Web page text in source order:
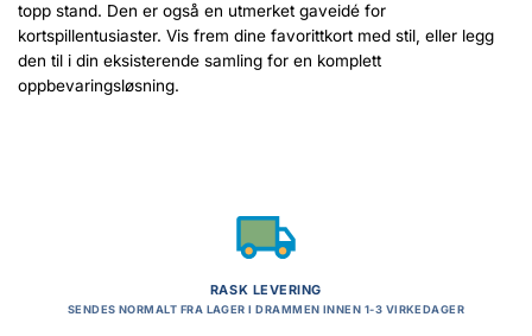
topp stand. Den er også en utmerket gaveidé for
kortspillentusiaster. Vis frem dine favorittkort med stil, eller legg
den til i din eksisterende samling for en komplett
oppbevaringsløsning.
RASK LEVERING
SENDES NORMALT FRA LAGER I DRAMMEN INNEN 1-3 VIRKEDAGER